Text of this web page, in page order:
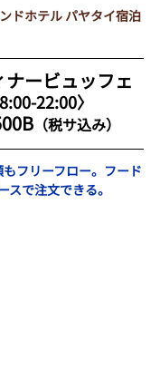
ドホテル パヤタイ宿泊
ービュッフェ
22:00〉
（税サ込み）
フリーフロー。フード
スで注文できる。